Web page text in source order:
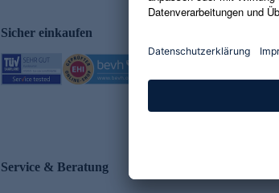
Sicher einkaufen
Service & Beratung